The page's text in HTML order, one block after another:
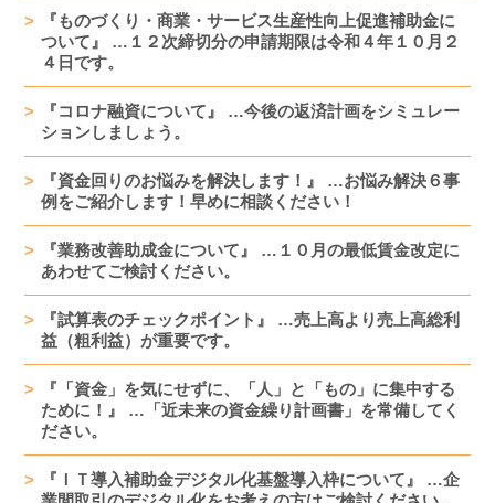
『ものづくり・商業・サービス生産性向上促進補助金に
ついて』 …１２次締切分の申請期限は令和４年１０月２
４日です。
『コロナ融資について』 …今後の返済計画をシミュレー
ションしましょう。
『資金回りのお悩みを解決します！』 …お悩み解決６事
例をご紹介します！早めに相談ください！
『業務改善助成金について』 …１０月の最低賃金改定に
あわせてご検討ください。
『試算表のチェックポイント』 …売上高より売上高総利
益（粗利益）が重要です。
『「資金」を気にせずに、「人」と「もの」に集中する
ために！』 …「近未来の資金繰り計画書」を常備してく
ださい。
『ＩＴ導入補助金デジタル化基盤導入枠について』 …企